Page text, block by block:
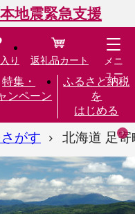
地震緊急支援
特集・
ンペーン
ふるさと納税
を
はじめる
り 返礼品カート
メニ
ュー
がす 北海道 足寄